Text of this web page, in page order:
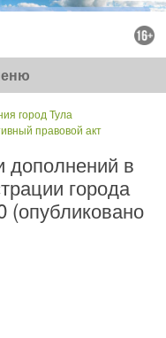
город Тула
правовой акт
дополнений в
города